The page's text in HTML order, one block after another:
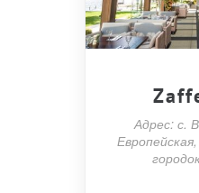
Адрес: с.